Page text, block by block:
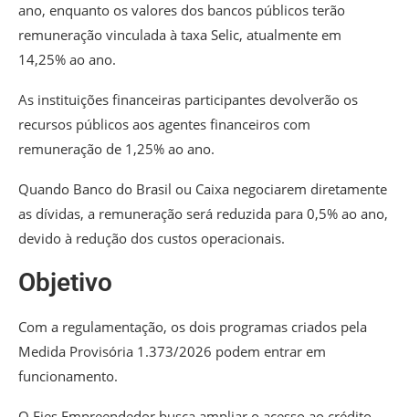
ano, enquanto os valores dos bancos públicos terão
remuneração vinculada à taxa Selic, atualmente em
14,25% ao ano.
As instituições financeiras participantes devolverão os
recursos públicos aos agentes financeiros com
remuneração de 1,25% ao ano.
Quando Banco do Brasil ou Caixa negociarem diretamente
as dívidas, a remuneração será reduzida para 0,5% ao ano,
devido à redução dos custos operacionais.
Objetivo
Com a regulamentação, os dois programas criados pela
Medida Provisória 1.373/2026 podem entrar em
funcionamento.